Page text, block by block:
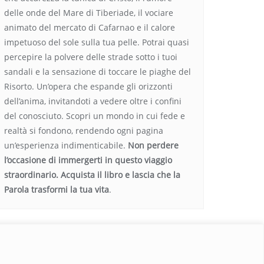
delle onde del Mare di Tiberiade, il vociare
animato del mercato di Cafarnao e il calore
impetuoso del sole sulla tua pelle. Potrai quasi
percepire la polvere delle strade sotto i tuoi
sandali e la sensazione di toccare le piaghe del
Risorto. Un’opera che espande gli orizzonti
dell’anima, invitandoti a vedere oltre i confini
del conosciuto. Scopri un mondo in cui fede e
realtà si fondono, rendendo ogni pagina
un’esperienza indimenticabile. Non perdere
l’occasione di immergerti in questo viaggio
straordinario. Acquista il libro e lascia che la
Parola trasformi la tua vita.